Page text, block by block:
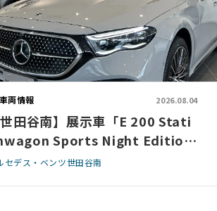
車両情報 2026.08.04
世田谷南】展示車「E 200 Stati
Sports Night Edition
）」のご案内
セデス・ベンツ世田谷南